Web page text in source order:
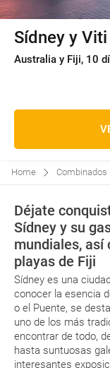
Sídney y
Australia y Fiji, 10
Home Combinados
Déjate
Sídney y su
mundiales, así
playas de Fiji
Sídney es una
conocer la esencia
o el Puente, se
uno de los más
encontrar de todo,
hasta suntuosas
interesantes